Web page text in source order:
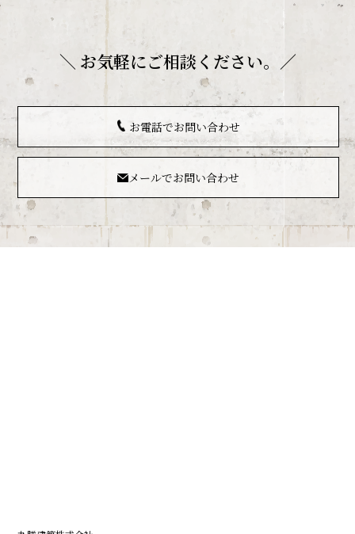
暮らしごこち
アクセス
お問い合わせ
＼ お気軽にご相談ください。／
お電話でお問い合わせ
メールでお問い合わせ